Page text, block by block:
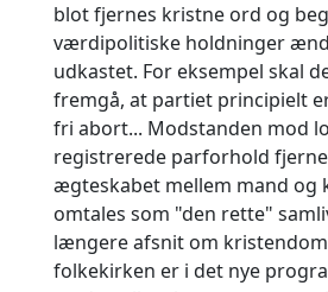
blot fjernes kristne ord og
værdipolitiske holdninger
udkastet. For eksempel skal
fremgå, at partiet principielt
fri abort... Modstanden mod
registrerede parforhold
ægteskabet mellem mand og
omtales som "den rette"
længere afsnit om
folkekirken er i det nye